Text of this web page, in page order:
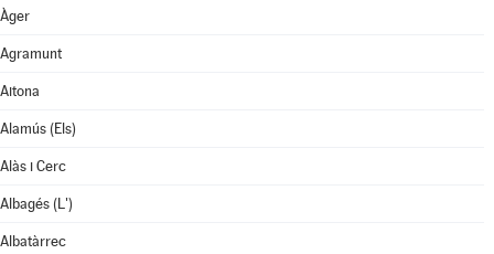
Àger
Agramunt
Aitona
Alamús (Els)
Alàs i Cerc
Albagés (L')
Albatàrrec